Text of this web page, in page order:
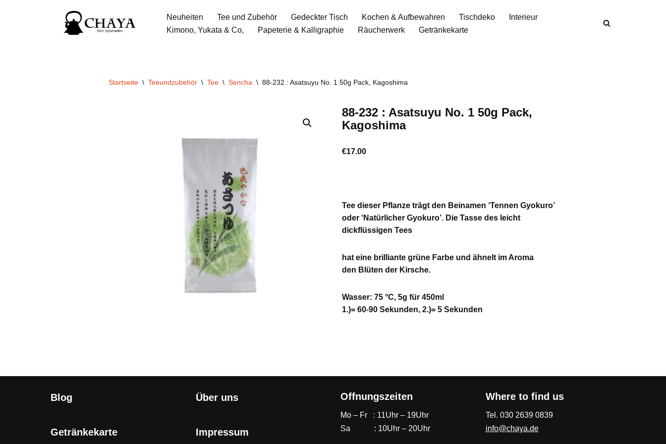
Neuheiten Tee und Zubehör Gedeckter Tisch Kochen & Aufbewahren Tischdeko
Interieur
Kimono, Yukata & Co,
Papeterie & Kalligraphie Räucherwerk Getränkekarte
Startseite \ Teeundzubehör \ Tee \ Sencha \ 88-232 : Asatsuyu No. 1 50g Pack, Kagoshima
88-232 : Asatsuyu No. 1 50g Pack,
Kagoshima
€17.00
Tee dieser Pflanze trägt den Beinamen ‘Tennen Gyokuro’
oder ‘Natürlicher Gyokuro’. Die Tasse des leicht
dickflüssigen Tees
hat eine brilliante grüne Farbe und ähnelt im Aroma
den Blüten der Kirsche.
Wasser: 75 °C, 5g für 450ml
1.)= 60-90 Sekunden, 2.)= 5 Sekunden
Blog
Getränkekarte
Über uns
Impressum
Offnungszeiten
Mo – Fr : 11Uhr – 19Uhr
Sa : 10Uhr – 20Uhr
Where to find us
Tel. 030 2639 0839
info@chaya.de